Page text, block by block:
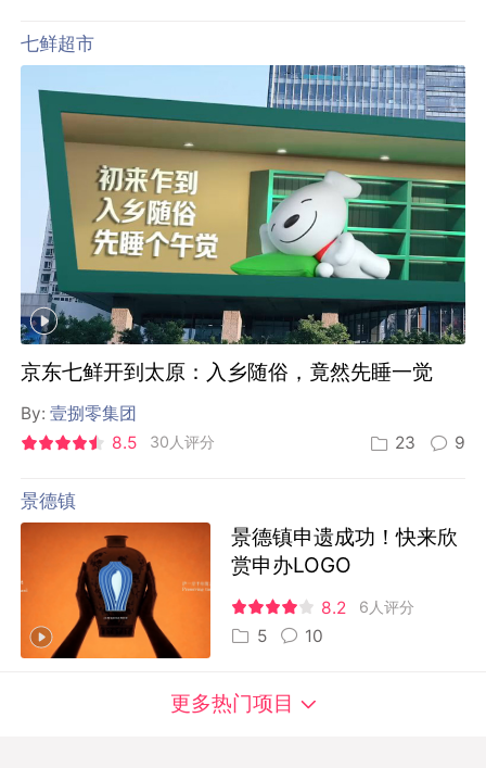
七鲜超市
京东七鲜开到太原：入乡随俗，竟然先睡一觉
By:壹捌零集团
8.5
30人评分 23 9
景德镇
景德镇申遗成功！快来欣
赏申办LOGO
8.2 6人评分
5 10
更多热门项目